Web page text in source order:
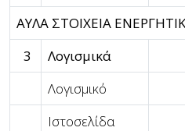
ΑΥΛΑ ΣΤΟΙΧΕΙΑ
3
Λογισμικά
Λογισμικό
Ιστοσελίδα